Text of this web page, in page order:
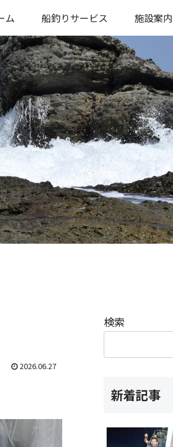
ム 船釣りサービス 施設案内
2026.06.27
検索
新着記事